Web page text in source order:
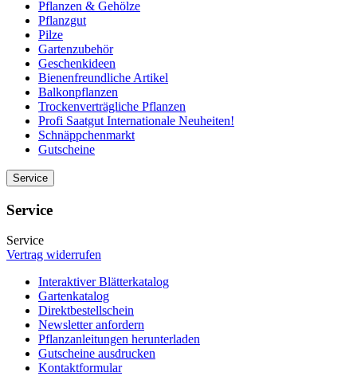
Pflanzen & Gehölze
Pflanzgut
Pilze
Gartenzubehör
Geschenkideen
Bienenfreundliche Artikel
Balkonpflanzen
Trockenverträgliche Pflanzen
Profi Saatgut Internationale Neuheiten!
Schnäppchenmarkt
Gutscheine
Service
Service
Service
Vertrag widerrufen
Interaktiver Blätterkatalog
Gartenkatalog
Direktbestellschein
Newsletter anfordern
Pflanzanleitungen herunterladen
Gutscheine ausdrucken
Kontaktformular